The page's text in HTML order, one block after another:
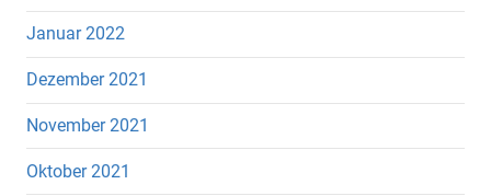
Januar 2022
Dezember 2021
November 2021
Oktober 2021